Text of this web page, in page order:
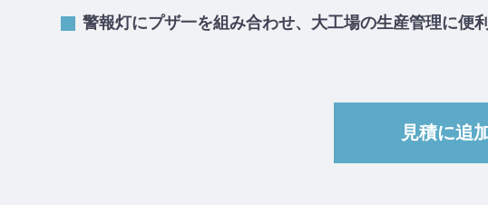
警報灯にプザ一を組み合わせ、大工場の生産管理に便利